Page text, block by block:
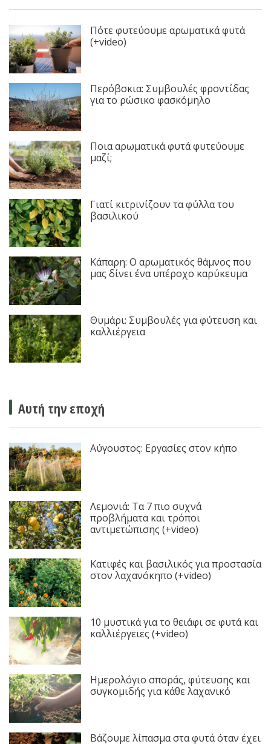
Πότε φυτεύουμε αρωματικά φυτά
(+video)
Περόβσκια: Συμβουλές φροντίδας
για το ρώσικο φασκόμηλο
Ποια αρωματικά φυτά φυτεύουμε
μαζί;
Γιατί κιτρινίζουν τα φύλλα του
βασιλικού
Κάπαρη: Ο αρωματικός θάμνος που
μας δίνει ένα υπέροχο καρύκευμα
Θυμάρι: Συμβουλές για φύτευση και
καλλιέργεια
Αυτή την εποχή
Αύγουστος: Εργασίες στον κήπο
Λεμονιά: Τα 7 πιο συχνά
προβλήματα και τρόποι
αντιμετώπισης (+video)
Κατιφές και βασιλικός για προστασία
στον λαχανόκηπο (+video)
10 μυστικά για το θειάφι σε φυτά και
καλλιέργειες (+video)
Ημερολόγιο σποράς, φύτευσης και
συγκομιδής για κάθε λαχανικό
Βάζουμε λίπασμα στα φυτά όταν έχει